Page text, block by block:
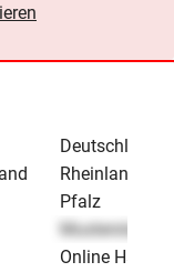
Deutschland
Rheinland-
Pfalz
Musterstadt
Online